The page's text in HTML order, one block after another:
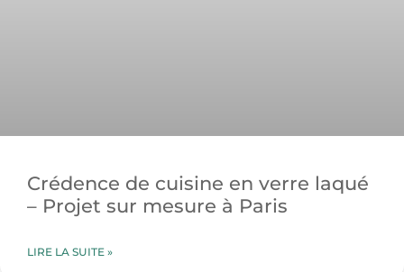
Crédence de cuisine en verre laqué
– Projet sur mesure à Paris
LIRE LA SUITE »